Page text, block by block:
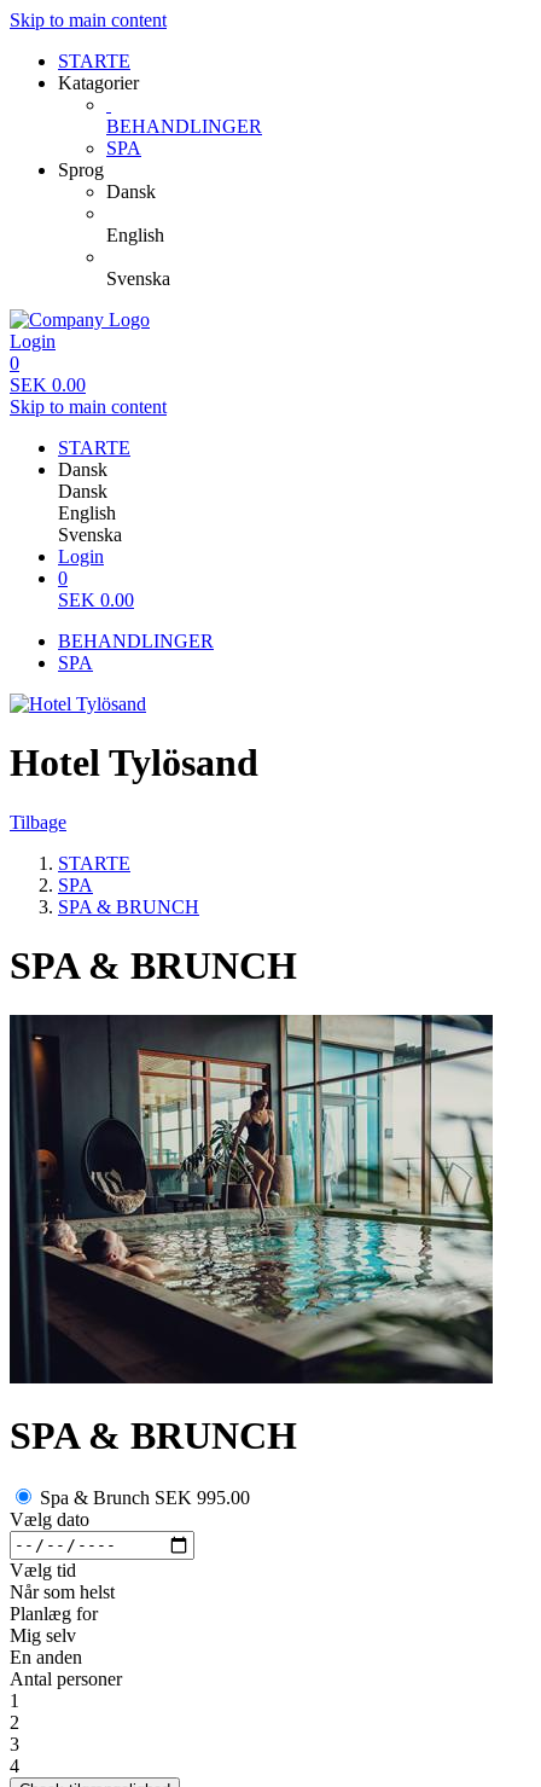
Skip to main content
STARTE
Katagorier
BEHANDLINGER
SPA
Sprog
Dansk
English
Svenska
Login
0
SEK 0.00
Skip to main content
STARTE
Dansk
Dansk
English
Svenska
Login
0
SEK 0.00
BEHANDLINGER
SPA
Hotel Tylösand
Tilbage
STARTE
SPA
SPA & BRUNCH
SPA & BRUNCH
SPA & BRUNCH
Spa & Brunch SEK 995.00
Vælg dato
Vælg tid
Når som helst
Planlæg for
Mig selv
En anden
Antal personer
1
2
3
4